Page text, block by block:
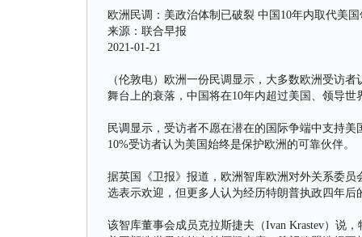
欧洲民调：美政治体制已破裂 中国10年内取代美
来源：联合早报
2021-01-21
（伦敦电）欧洲一份民调显示，大多数欧洲受访
舞台上的衰落，中国将在10年内超过美国、领导世
民调显示，受访者不愿在潜在的国际争端中支持
10%受访者认为美国始终是保护欧洲的可靠伙伴。
据英国《卫报》报道，欧洲智库欧洲对外关系委
选表示欢迎，但更多人认为经历特朗普执政四年后
该智库董事会成员克拉斯捷夫（Ivan Krastev）说